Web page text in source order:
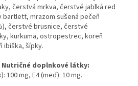
čerstvá mrkva, čerstvé jablká red
mrazom sušená pečeň
čerstvé brusnice, čerstvé
kurkuma, ostropestrec, koreň
ibiška, šípky.
doplnkové látky:
100 mg, E4 (meď): 10 mg.